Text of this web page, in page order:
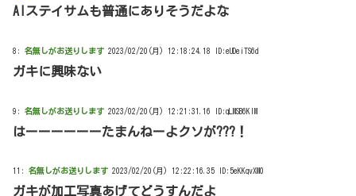
AIステイサムも普通にありそうだよな
8: 名無しがお送りします 2023/02/20(月) 12:18:24.18 ID:eUDeiTS6d
ガキに興味ない
9: 名無しがお送りします 2023/02/20(月) 12:21:31.16 ID:qLMSB6KlM
はーーーーーーたまんねーよクソが???！
11: 名無しがお送りします 2023/02/20(月) 12:22:16.35 ID:5eKKqvXM0
ガキが加工写真あげてどうすんだよ